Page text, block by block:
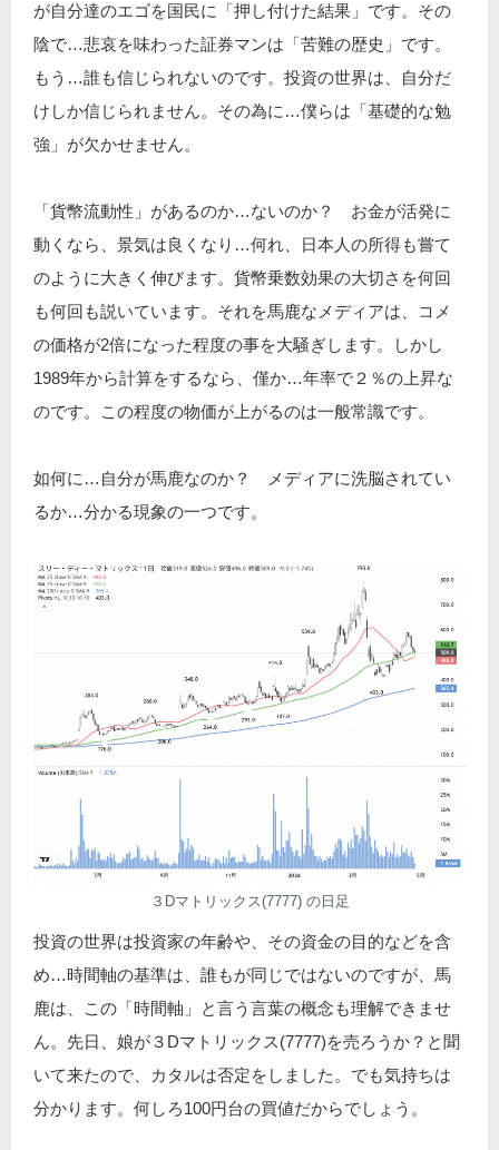
が自分達のエゴを国民に「押し付けた結果」です。その
陰で…悲哀を味わった証券マンは「苦難の歴史」です。
もう…誰も信じられないのです。投資の世界は、自分だ
けしか信じられません。その為に…僕らは「基礎的な勉
強」が欠かせません。
「貨幣流動性」があるのか…ないのか？ お金が活発に
動くなら、景気は良くなり…何れ、日本人の所得も嘗て
のように大きく伸びます。貨幣乗数効果の大切さを何回
も何回も説いています。それを馬鹿なメディアは、コメ
の価格が2倍になった程度の事を大騒ぎします。しかし
1989年から計算をするなら、僅か…年率で２％の上昇な
のです。この程度の物価が上がるのは一般常識です。
如何に…自分が馬鹿なのか？ メディアに洗脳されてい
るか…分かる現象の一つです。
３Dマトリックス(7777) の日足
投資の世界は投資家の年齢や、その資金の目的などを含
め…時間軸の基準は、誰もが同じではないのですが、馬
鹿は、この「時間軸」と言う言葉の概念も理解できませ
ん。先日、娘が３Dマトリックス(7777)を売ろうか？と聞
いて来たので、カタルは否定をしました。でも気持ちは
分かります。何しろ100円台の買値だからでしょう。